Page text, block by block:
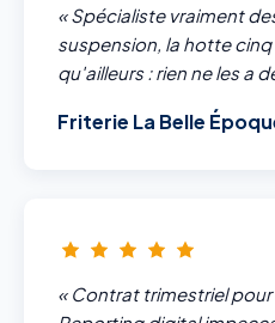
« Spécialiste vraiment
suspension, la hotte
qu'ailleurs : rien ne les a
Friterie La Belle
« Contrat trimestriel